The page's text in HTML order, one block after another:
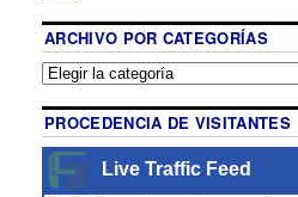
ARCHIVO POR CATEGORÍAS
PROCEDENCIA DE VISITANTES
Live Traffic Feed